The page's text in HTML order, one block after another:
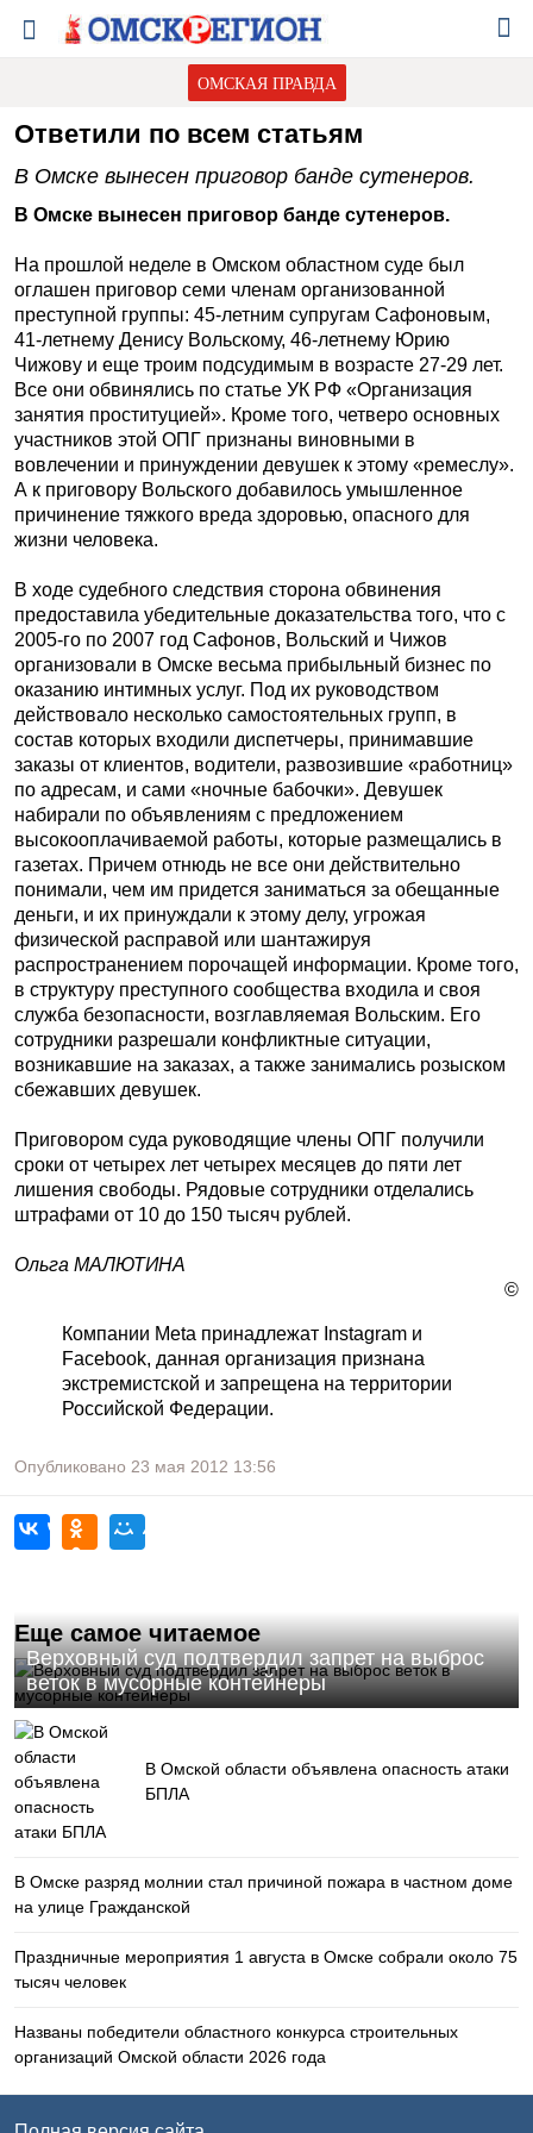
ОМСКАЯ ПРАВДА
Ответили по всем статьям
В Омске вынесен приговор банде сутенеров.
В Омске вынесен приговор банде сутенеров.
На прошлой неделе в Омском областном суде был
оглашен приговор семи членам организованной
преступной группы: 45-летним супругам Сафоновым,
41-летнему Денису Вольскому, 46-летнему Юрию
Чижову и еще троим подсудимым в возрасте 27-29 лет.
Все они обвинялись по статье УК РФ «Организация
занятия проституцией». Кроме того, четверо основных
участников этой ОПГ признаны виновными в
вовлечении и принуждении девушек к этому «ремеслу».
А к приговору Вольского добавилось умышленное
причинение тяжкого вреда здоровью, опасного для
жизни человека.
В ходе судебного следствия сторона обвинения
предоставила убедительные доказательства того, что с
2005-го по 2007 год Сафонов, Вольский и Чижов
организовали в Омске весьма прибыльный бизнес по
оказанию интимных услуг. Под их руководством
действовало несколько самостоятельных групп, в
состав которых входили диспетчеры, принимавшие
заказы от клиентов, водители, развозившие «работниц»
по адресам, и сами «ночные бабочки». Девушек
набирали по объявлениям с предложением
высокооплачиваемой работы, которые размещались в
газетах. Причем отнюдь не все они действительно
понимали, чем им придется заниматься за обещанные
деньги, и их принуждали к этому делу, угрожая
физической расправой или шантажируя
распространением порочащей информации. Кроме того,
в структуру преступного сообщества входила и своя
служба безопасности, возглавляемая Вольским. Его
сотрудники разрешали конфликтные ситуации,
возникавшие на заказах, а также занимались розыском
сбежавших девушек.
Приговором суда руководящие члены ОПГ получили
сроки от четырех лет четырех месяцев до пяти лет
лишения свободы. Рядовые сотрудники отделались
штрафами от 10 до 150 тысяч рублей.
Ольга МАЛЮТИНА
©
Компании Meta принадлежат Instagram и
Facebook, данная организация признана
экстремистской и запрещена на территории
Российской Федерации.
Опубликовано 23 мая 2012 13:56
Еще самое читаемое
Верховный суд подтвердил запрет на выброс
веток в мусорные контейнеры
В Омской области объявлена опасность атаки
БПЛА
В Омске разряд молнии стал причиной пожара в частном доме
на улице Гражданской
Праздничные мероприятия 1 августа в Омске собрали около 75
тысяч человек
Названы победители областного конкурса строительных
организаций Омской области 2026 года